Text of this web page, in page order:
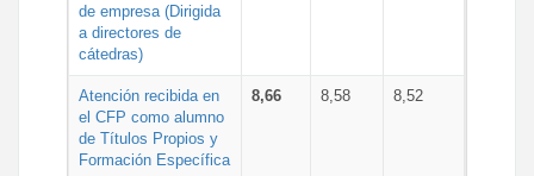
de empresa (Dirigida
a directores de
cátedras)
Atención recibida en
el CFP como alumno
de Títulos Propios y
Formación Específica
8,66 8,58 8,52